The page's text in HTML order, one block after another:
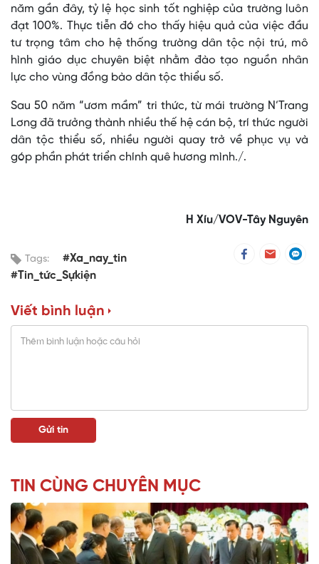
năm gần đây, tỷ lệ học sinh tốt nghiệp của trường luôn
đạt 100%. Thực tiễn đó cho thấy hiệu quả của việc đầu
tư trọng tâm cho hệ thống trường dân tộc nội trú, mô
hình giáo dục chuyên biệt nhằm đào tạo nguồn nhân
lực cho vùng đồng bào dân tộc thiểu số.
Sau 50 năm “ươm mầm” tri thức, từ mái trường N’Trang
Lơng đã trưởng thành nhiều thế hệ cán bộ, trí thức người
dân tộc thiểu số, nhiều người quay trở về phục vụ và
góp phần phát triển chính quê hương mình./.
H Xíu/VOV-Tây Nguyên
Tags:
#Xa_nay_tin
#Tin_tức_Sựkiện
Viết bình luận
TIN CÙNG CHUYÊN MỤC